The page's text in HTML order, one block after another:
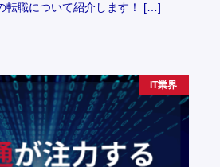
転職について紹介します！ […]
IT業界